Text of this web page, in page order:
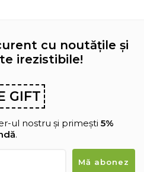
cu noutățile și
irezistibile!
GIFT
ul nostru și primești 5%
.